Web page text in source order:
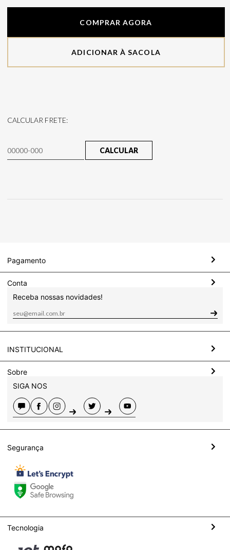
COMPRAR AGORA
ADICIONAR À SACOLA
CALCULAR FRETE:
CALCULAR
Pagamento
Conta
Receba nossas novidades!
INSTITUCIONAL
Sobre
SIGA NOS
Segurança
Tecnologia